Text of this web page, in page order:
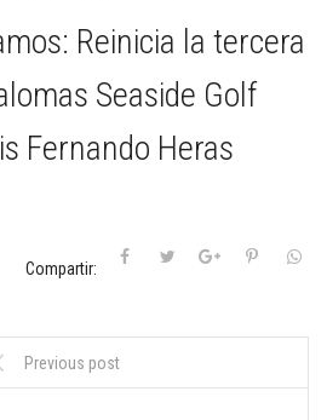
Reinicia la tercera
Seaside Golf
Fernando Heras
Compartir:
Previous post